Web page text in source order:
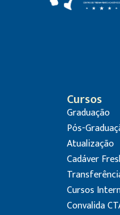
Cursos
Graduação
Pós-
Atualização
Cadáver
Cursos
Convalida